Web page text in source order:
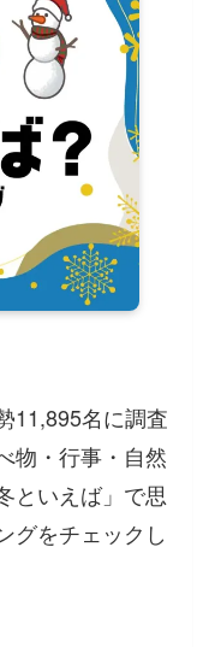
11,895名に調査
物・行事・自然
といえば」で思
グをチェックし